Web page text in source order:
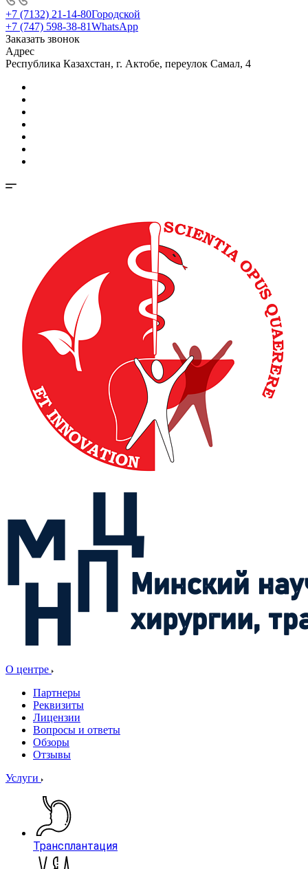
+7 (7132) 21-14-80Городской
+7 (747) 598-38-81WhatsApp
Заказать звонок
Адрес
Республика Казахстан, г. Актобе, переулок Самал, 4
О центре
Партнеры
Реквизиты
Лицензии
Вопросы и ответы
Обзоры
Отзывы
Услуги
Трансплантация